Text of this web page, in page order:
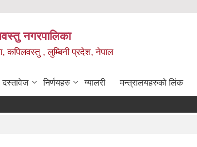
नगरपालिका
कपिलवस्तु , लुम्बिनी प्रदेश, नेपाल
दस्तावेज निर्णयहरु ग्यालरी मन्त्रालयहरुको लिंक